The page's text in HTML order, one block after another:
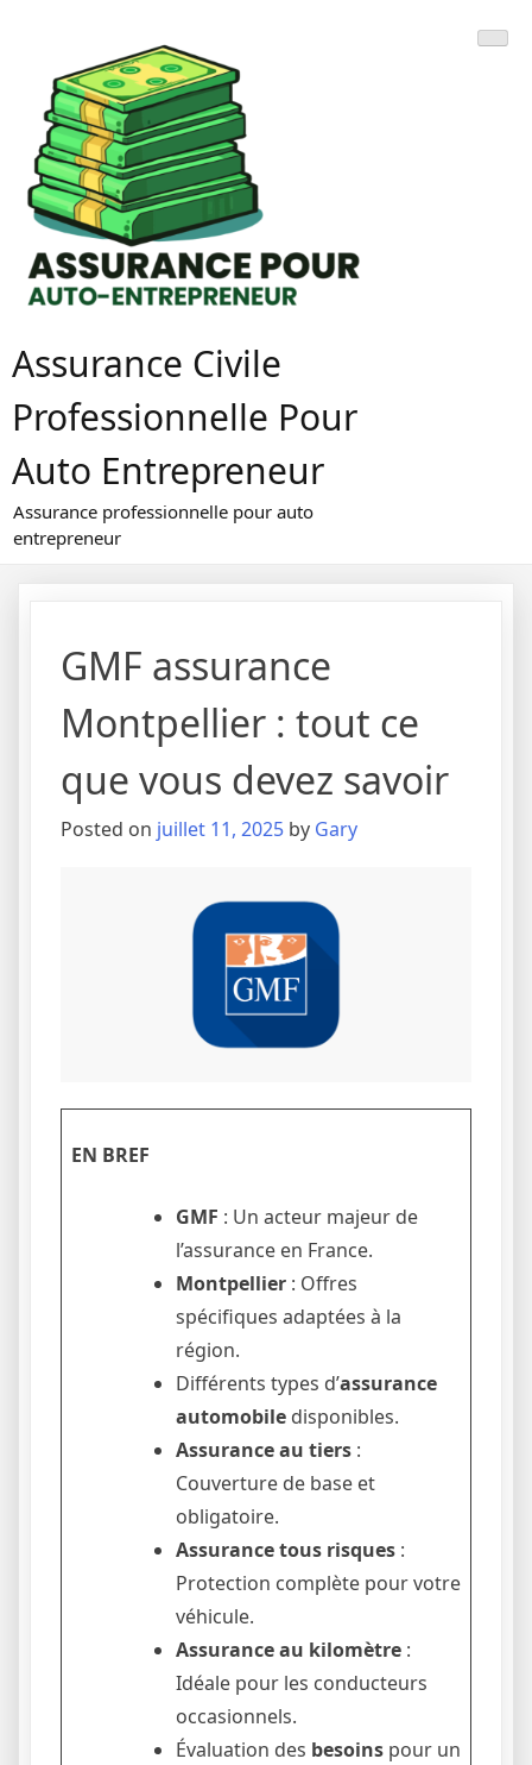
content
Assurance Civile
Professionnelle Pour
Auto Entrepreneur
Assurance professionnelle pour auto
entrepreneur
GMF assurance
Montpellier : tout ce
que vous devez savoir
Posted on juillet 11, 2025 by Gary
EN BREF
GMF : Un acteur majeur de
l’assurance en France.
Montpellier : Offres
spécifiques adaptées à la
région.
Différents types d’assurance
automobile disponibles.
Assurance au tiers :
Couverture de base et
obligatoire.
Assurance tous risques :
Protection complète pour votre
véhicule.
Assurance au kilomètre :
Idéale pour les conducteurs
occasionnels.
Évaluation des besoins pour un